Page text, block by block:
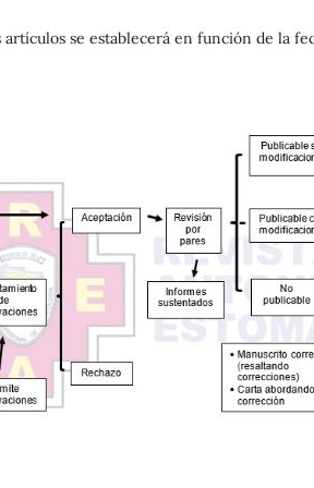
se establecerá en función de la